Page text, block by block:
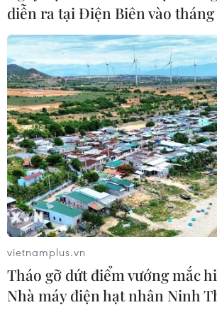
diễn ra tại Điện Biên vào tháng
vietnamplus.vn
Tháo gỡ dứt điểm vướng mắc
Nhà máy điện hạt nhân Ninh